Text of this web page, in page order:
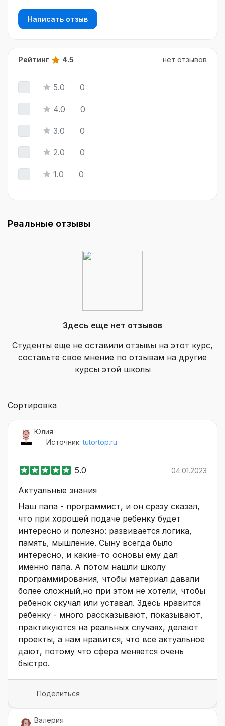
Написать отзыв
Рейтинг 4.5 нет отзывов
5.0 0
4.0 0
3.0 0
2.0 0
1.0 0
Реальные отзывы
Здесь еще нет отзывов
Студенты еще не оставили отзывы на этот курс,
составьте свое мнение по отзывам на другие
курсы этой школы
Сортировка
Юлия
Источник:tutortop.ru
5.0 04.01.2023
Актуальные знания
Наш папа - программист, и он сразу сказал,
что при хорошей подаче ребенку будет
интересно и полезно: развивается логика,
память, мышление. Сыну всегда было
интересно, и какие-то основы ему дал
именно папа. А потом нашли школу
программирования, чтобы материал давали
более сложный,но при этом не хотели, чтобы
ребенок скучал или уставал. Здесь нравится
ребенку - много рассказывают, показывают,
практикуются на реальных случаях, делают
проекты, а нам нравится, что все актуальное
дают, потому что сфера меняется очень
быстро.
Поделиться
Валерия